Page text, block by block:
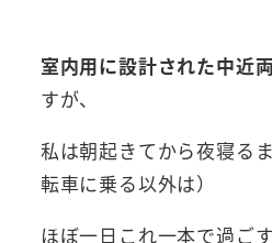
室内用に設計された中近
すが、
私は朝起きてから夜寝る
転車に乗る以外は）
ほぼ一日これ一本で過ご